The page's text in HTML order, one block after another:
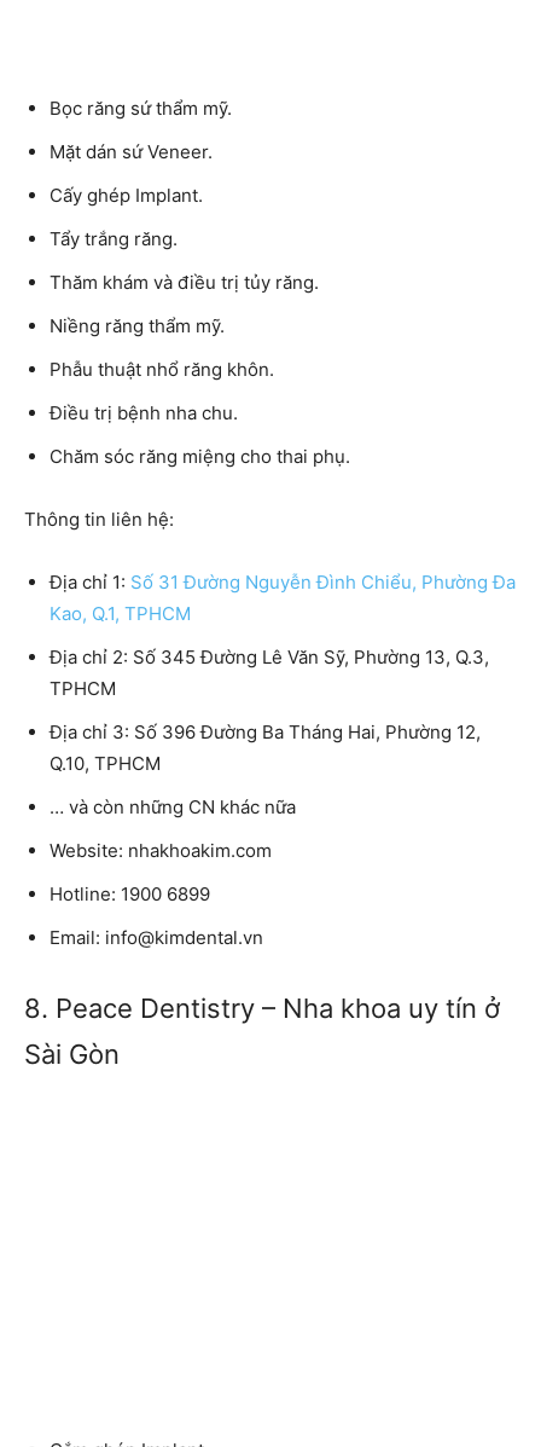
Bọc răng sứ thẩm mỹ.
Mặt dán sứ Veneer.
Cấy ghép Implant.
Tẩy trắng răng.
Thăm khám và điều trị tủy răng.
Niềng răng thẩm mỹ.
Phẫu thuật nhổ răng khôn.
Điều trị bệnh nha chu.
Chăm sóc răng miệng cho thai phụ.
Thông tin liên hệ:
Địa chỉ 1: Số 31 Đường Nguyễn Đình Chiểu, Phường Đa
Kao, Q.1, TPHCM
Địa chỉ 2: Số 345 Đường Lê Văn Sỹ, Phường 13, Q.3,
TPHCM
Địa chỉ 3: Số 396 Đường Ba Tháng Hai, Phường 12,
Q.10, TPHCM
… và còn những CN khác nữa
Website: nhakhoakim.com
Hotline: 1900 6899
Email: info@kimdental.vn
8. Peace Dentistry – Nha khoa uy tín ở
Sài Gòn